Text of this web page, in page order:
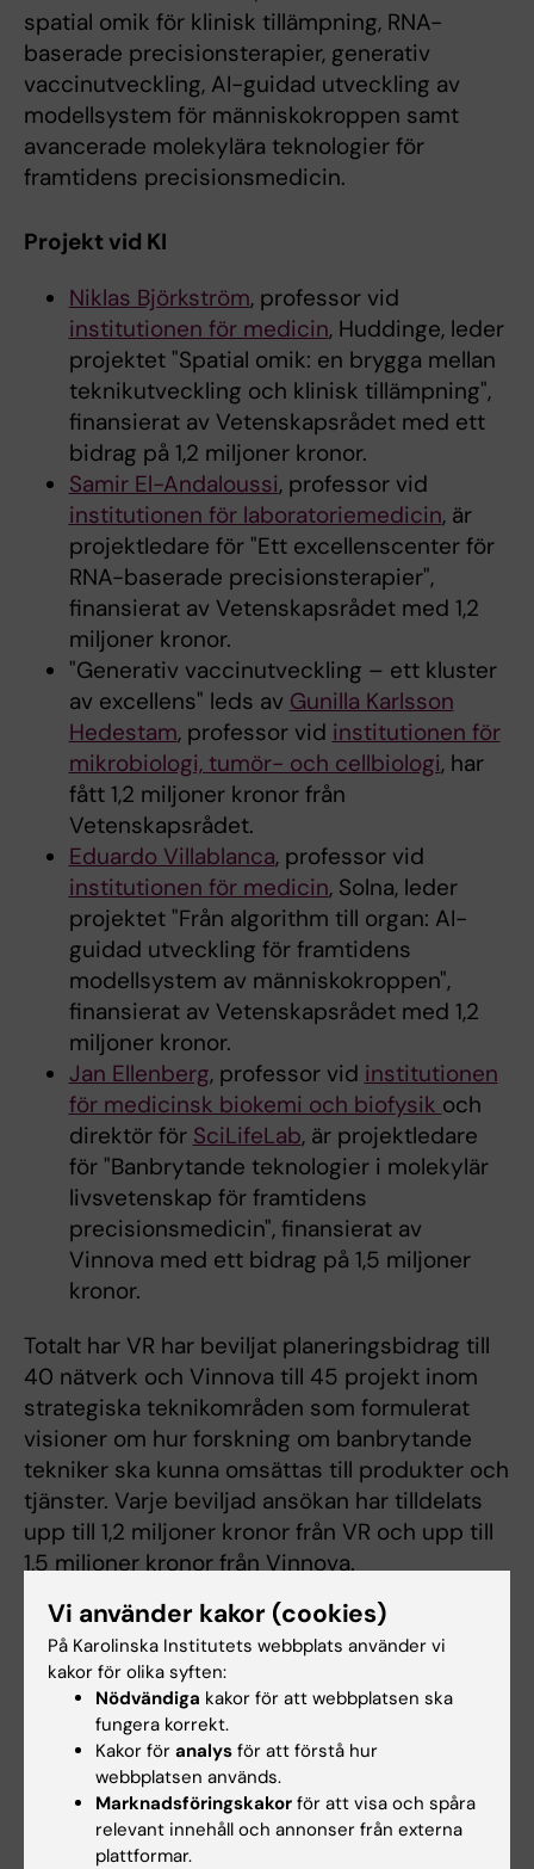
spatial omik för klinisk tillämpning, RNA-
baserade precisionsterapier, generativ
vaccinutveckling, AI-guidad utveckling av
modellsystem för människokroppen samt
avancerade molekylära teknologier för
framtidens precisionsmedicin.
Projekt vid KI
Niklas Björkström, professor vid
institutionen för medicin, Huddinge, leder
projektet "Spatial omik: en brygga mellan
teknikutveckling och klinisk tillämpning",
finansierat av Vetenskapsrådet med ett
bidrag på 1,2 miljoner kronor.
Samir El-Andaloussi, professor vid
institutionen för laboratoriemedicin, är
projektledare för "Ett excellenscenter för
RNA-baserade precisionsterapier",
finansierat av Vetenskapsrådet med 1,2
miljoner kronor.
"Generativ vaccinutveckling – ett kluster
av excellens" leds av Gunilla Karlsson
Hedestam, professor vid institutionen för
mikrobiologi, tumör- och cellbiologi, har
fått 1,2 miljoner kronor från
Vetenskapsrådet.
Eduardo Villablanca, professor vid
institutionen för medicin, Solna, leder
projektet "Från algorithm till organ: AI-
guidad utveckling för framtidens
modellsystem av människokroppen",
finansierat av Vetenskapsrådet med 1,2
miljoner kronor.
Jan Ellenberg, professor vid institutionen
för medicinsk biokemi och biofysik och
direktör för SciLifeLab, är projektledare
för "Banbrytande teknologier i molekylär
livsvetenskap för framtidens
precisionsmedicin", finansierat av
Vinnova med ett bidrag på 1,5 miljoner
kronor.
Totalt har VR har beviljat planeringsbidrag till
40 nätverk och Vinnova till 45 projekt inom
strategiska teknikområden som formulerat
visioner om hur forskning om banbrytande
tekniker ska kunna omsättas till produkter och
tjänster. Varje beviljad ansökan har tilldelats
upp till 1,2 miljoner kronor från VR och upp till
1,5 miljoner kronor från Vinnova.
Rapport och analys våren 2026
Projekten ska avslutas senast 31 mars 2026
och resultera i en rapport som inkluderar en
analys av forskningsområdet, strategi för
samverkan samt bedömning av teknikens
långsiktiga samhällspåverkan, inklusive
säkerhetspolitiska aspekter.
Vi använder kakor (cookies)
På Karolinska Institutets webbplats använder vi
kakor för olika syften:
Nödvändiga kakor för att webbplatsen ska
fungera korrekt.
Kakor för analys för att förstå hur
webbplatsen används.
Marknadsföringskakor för att visa och spåra
relevant innehåll och annonser från externa
plattformar.